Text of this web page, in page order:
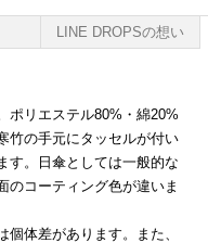
LINE DROPSの想い
ポリエステル80%・綿20%
竹の手元にタッセルが付い
す。日傘としては一般的な
のコーティング色が違いま
個体差があります。また、